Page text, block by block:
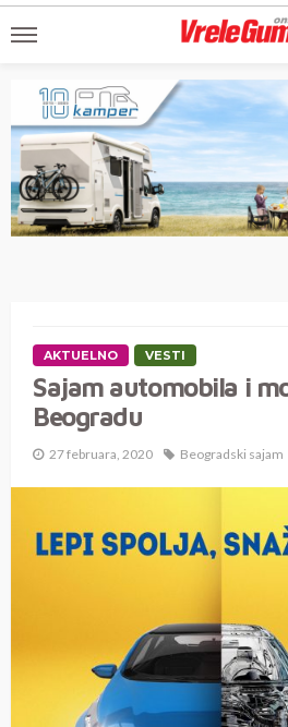
AKTUELNO VESTI
Sajam automobila i
Beogradu
27 februara, 2020 Beogradski sajam